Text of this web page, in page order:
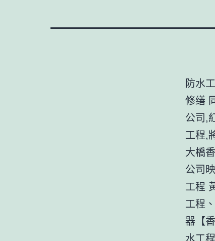
防水
修缮
公司,
工程,
大橋
公司
工程
工程
器【
水工